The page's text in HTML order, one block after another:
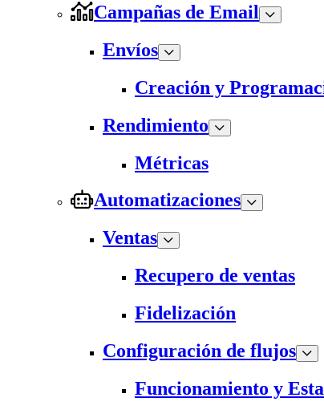
Campañas de Email
Envíos
Creación y
Rendimiento
Métricas
Automatizaciones
Ventas
Recupero de ventas
Fidelización
Configuración de flujos
Funcionamiento y